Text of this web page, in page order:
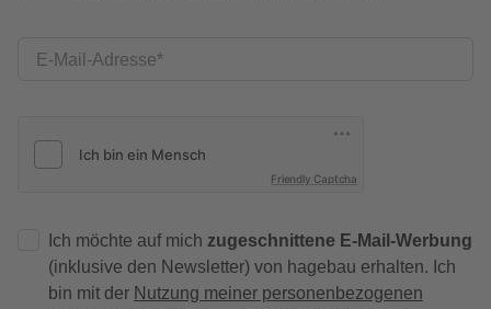
E-Mail-Adresse
Friendly Captcha
Ich möchte auf mich zugeschnittene E-Mail-Werbung
(inklusive den Newsletter) von hagebau erhalten. Ich
bin mit der Nutzung meiner personenbezogenen